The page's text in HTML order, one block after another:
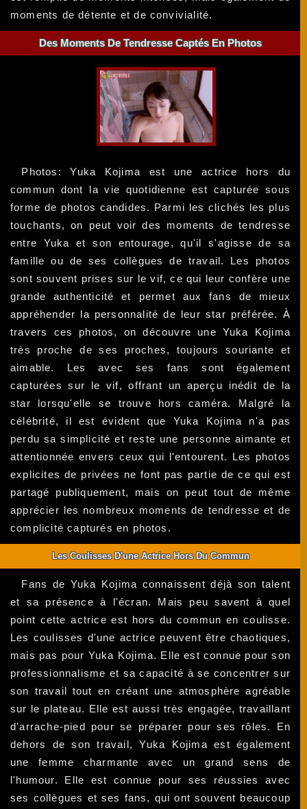
moments de détente et de convivialité.
Des Moments De Tendresse Captés En Photos
Photos: Yuka Kojima est une actrice hors du
commun dont la vie quotidienne est capturée sous
forme de photos candides. Parmi les clichés les plus
touchants, on peut voir des moments de tendresse
entre Yuka et son entourage, qu'il s'agisse de sa
famille ou de ses collègues de travail. Les photos
sont souvent prises sur le vif, ce qui leur confère une
grande authenticité et permet aux fans de mieux
appréhender la personnalité de leur star préférée. À
travers ces photos, on découvre une Yuka Kojima
très proche de ses proches, toujours souriante et
aimable. Les avec ses fans sont également
capturées sur le vif, offrant un aperçu inédit de la
star lorsqu'elle se trouve hors caméra. Malgré la
célébrité, il est évident que Yuka Kojima n'a pas
perdu sa simplicité et reste une personne aimante et
attentionnée envers ceux qui l'entourent. Les photos
explicites de privées ne font pas partie de ce qui est
partagé publiquement, mais on peut tout de même
apprécier les nombreux moments de tendresse et de
complicité capturés en photos.
Les Coulisses D'une Actrice Hors Du Commun
Fans de Yuka Kojima connaissent déjà son talent
et sa présence à l'écran. Mais peu savent à quel
point cette actrice est hors du commun en coulisse.
Les coulisses d'une actrice peuvent être chaotiques,
mais pas pour Yuka Kojima. Elle est connue pour son
professionnalisme et sa capacité à se concentrer sur
son travail tout en créant une atmosphère agréable
sur le plateau. Elle est aussi très engagée, travaillant
d'arrache-pied pour se préparer pour ses rôles. En
dehors de son travail, Yuka Kojima est également
une femme charmante avec un grand sens de
l'humour. Elle est connue pour ses réussies avec
ses collègues et ses fans, qui ont souvent beaucoup